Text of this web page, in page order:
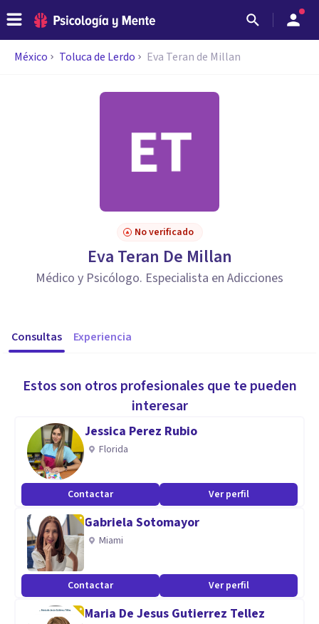
México Toluca de Lerdo Eva Teran de Millan
No verificado
Eva Teran De Millan
Médico y Psicólogo. Especialista en Adicciones
Consultas Experiencia
Estos son otros profesionales que te pueden
interesar
Jessica Perez Rubio
Florida
Contactar Ver perfil
Gabriela Sotomayor
Miami
Contactar Ver perfil
Maria De Jesus Gutierrez Tellez